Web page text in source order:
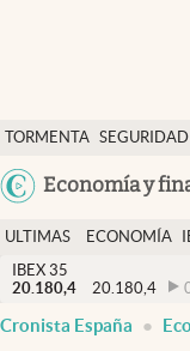
TORMENTA SEGURIDAD
Economía y
Economía y finanzas
Política
Actualidad
Criptomonedas
España
ULTIMAS
NOTICIAS
ECONOMÍA
FINANZAS
IBEX 35
20.180,4
20.180,4
Cronista España